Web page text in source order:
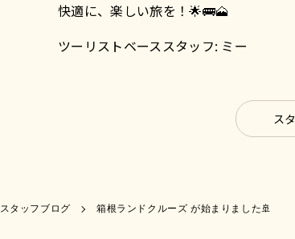
快適に、楽しい旅を！🌟🚌🗻
ツーリストベーススタッフ: ミー
ス
スタッフブログ 箱根ランドクルーズ が始まりました🚢